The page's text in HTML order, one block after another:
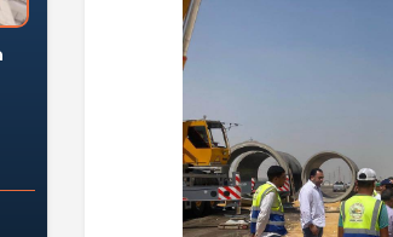
لماذا تخالف الشركات العقارية
تعليمات الرئيس السيسي؟